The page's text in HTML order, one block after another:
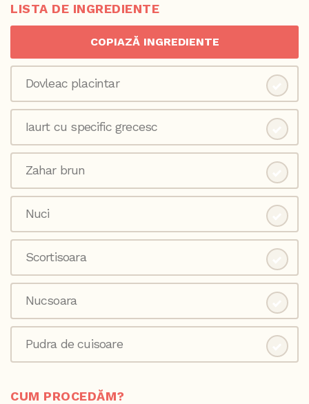
LISTA DE INGREDIENTE
COPIAZĂ INGREDIENTE
Dovleac placintar
Iaurt cu specific grecesc
Zahar brun
Nuci
Scortisoara
Nucsoara
Pudra de cuisoare
CUM PROCEDĂM?